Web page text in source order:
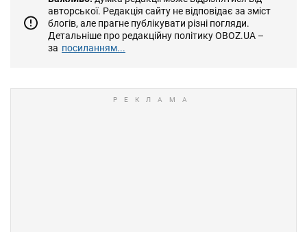
авторської. Редакція сайту не відповідає за зміст
блогів, але прагне публікувати різні погляди.
Детальніше про редакційну політику OBOZ.UA –
за посиланням...